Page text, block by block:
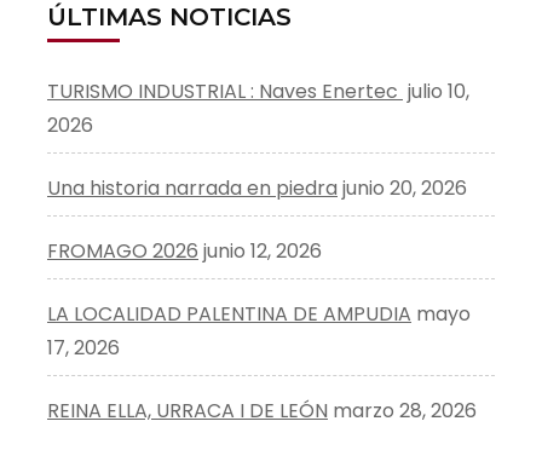
ÚLTIMAS NOTICIAS
TURISMO INDUSTRIAL : Naves Enertec julio 10,
2026
Una historia narrada en piedra junio 20, 2026
FROMAGO 2026 junio 12, 2026
LA LOCALIDAD PALENTINA DE AMPUDIA mayo
17, 2026
REINA ELLA, URRACA I DE LEÓN marzo 28, 2026